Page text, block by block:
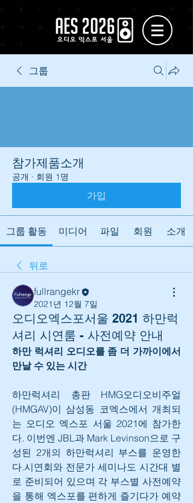
그룹
참가제품소개
공개 · 회원 1명
가입
그룹 활동 미디어 파일 회원 소개
뒤로
fullrangekr
2021년 12월 7일
오디오엑스포서울 2021 하만럭
셔리 시연룸 - 사전예약 안내
하만 럭셔리 오디오를 좀 더 가까이에서
만날 수 있는 시간
하만럭셔리 총판 HMG오디오비주얼
(HMGAV)이 삼성동 코엑스에서 개최되
는 오디오 엑스포 서울 2021에 참가한
다. 이번엔 JBL과 Mark Levinson으로 구
성된 2개의 하만럭셔리 부스를 운영한
다.시연회와 전문가 세미나도 시간대 별
로 준비되어 있으며 각 부스별 사전예약
을 통해 엑스포를 편하게 즐기다가 예약